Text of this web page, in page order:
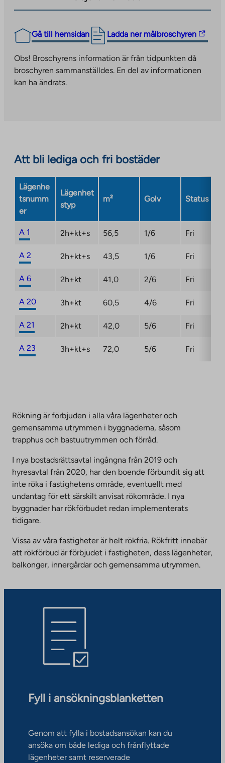
Gå till hemsidan Ladda ner målbroschyren
The
takes
you
in
new
Obs! Broschyrens information är från tidpunkten då
broschyren sammanställdes. En del av informationen
kan ha ändrats.
Att bli lediga och fri bostäder
Lägenhe
tsnumm
er
Lägenhet
styp
m² Golv Status
A 1 2h+kt+s 56,5 1/6 Fri
A 2 2h+kt+s 43,5 1/6 Fri
A 6 2h+kt 41,0 2/6 Fri
A 20 3h+kt 60,5 4/6 Fri
A 21 2h+kt 42,0 5/6 Fri
A 23 3h+kt+s 72,0 5/6 Fri
Rökning är förbjuden i alla våra lägenheter och
gemensamma utrymmen i byggnaderna, såsom
trapphus och bastuutrymmen och förråd.
I nya bostadsrättsavtal ingångna från 2019 och
hyresavtal från 2020, har den boende förbundit sig att
inte röka i fastighetens område, eventuellt med
undantag för ett särskilt anvisat rökområde. I nya
byggnader har rökförbudet redan implementerats
tidigare.
Vissa av våra fastigheter är helt rökfria. Rökfritt innebär
att rökförbud är förbjudet i fastigheten, dess lägenheter,
balkonger, innergårdar och gemensamma utrymmen.
Fyll i ansökningsblanketten
Genom att fylla i bostadsansökan kan du
ansöka om både lediga och frånflyttade
lägenheter samt reserverade